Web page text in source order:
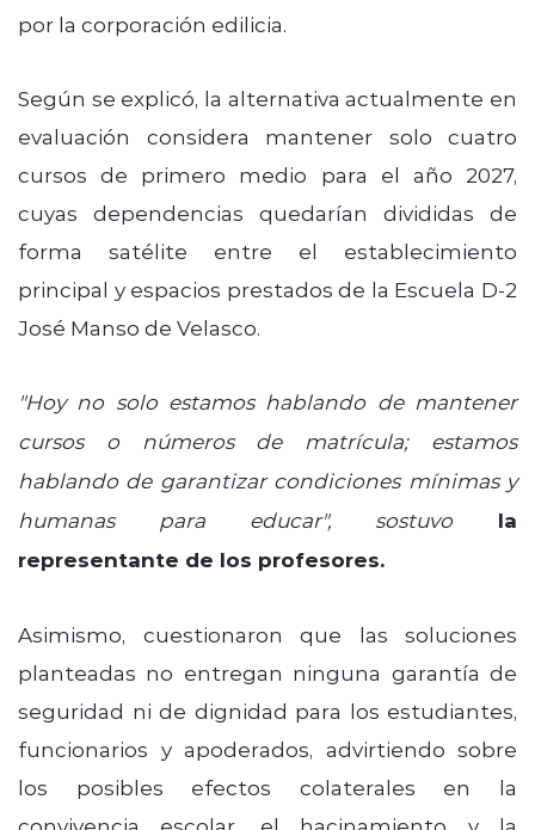
por la corporación edilicia.
Según se explicó, la alternativa actualmente en
evaluación considera mantener solo cuatro
cursos de primero medio para el año 2027,
cuyas dependencias quedarían divididas de
forma satélite entre el establecimiento
principal y espacios prestados de la Escuela D-2
José Manso de Velasco.
"Hoy no solo estamos hablando de mantener
cursos o números de matrícula; estamos
hablando de garantizar condiciones mínimas y
humanas para educar", sostuvola
representante de los profesores.
Asimismo, cuestionaron que las soluciones
planteadas no entregan ninguna garantía de
seguridad ni de dignidad para los estudiantes,
funcionarios y apoderados, advirtiendo sobre
los posibles efectos colaterales en la
convivencia escolar, el hacinamiento y la